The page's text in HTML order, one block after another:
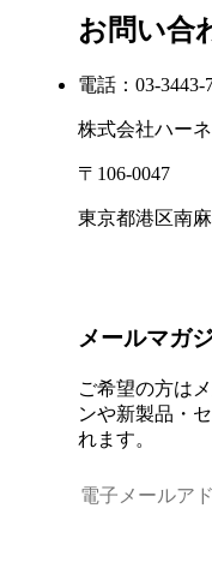
お問い合
電話：03-3443-
株式会社ハー
〒106-0047
東京都港区南
メールマガ
ご希望の方は
ンや新製品・
れます。